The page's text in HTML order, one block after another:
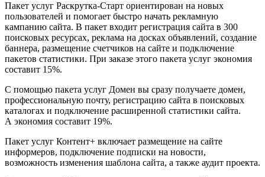
Пакет услуг Раскрутка-Старт ориентирован на новых
пользователей и помогает быстро начать рекламную
кампанию сайта. В пакет входит регистрация сайта в 300
поисковых ресурсах, реклама на досках объявлений, создание
баннера, размещение счетчиков на сайте и подключение
пакетов статистики. При заказе этого пакета услуг экономия
составит 15%.
С помощью пакета услуг Домен вы сразу получаете домен,
профессиональную почту, регистрацию сайта в поисковых
каталогах и подключение расширенной статистики сайта.
А экономия составит 19%.
Пакет услуг Контент+ включает размещение на сайте
информеров, подключение подписки на новости,
возможность изменения шаблона сайта, а также аудит проекта.